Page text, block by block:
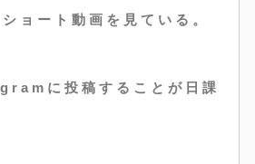
ョ ー ト 動 画 を 見 て い る 。
r a m に 投 稿 す る こ と が 日 課